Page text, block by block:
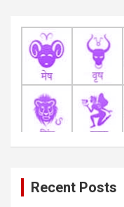
Recent Posts